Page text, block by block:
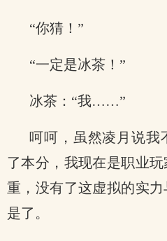
“你猜！”
“一定是冰茶！”
冰茶：“我……”
呵呵，虽然凌月说我
了本分，我现在是职业
重，没有了这虚拟的实
是了。